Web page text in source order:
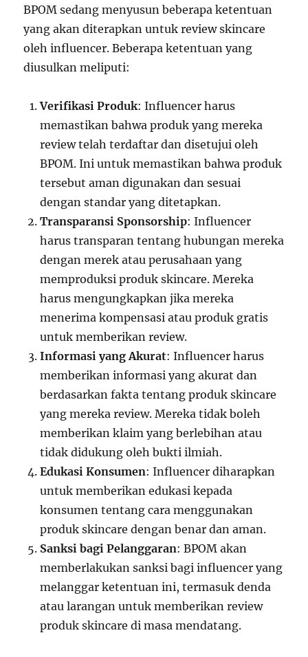
BPOM sedang menyusun beberapa ketentuan
yang akan diterapkan untuk review skincare
oleh influencer. Beberapa ketentuan yang
diusulkan meliputi:
Verifikasi Produk: Influencer harus
memastikan bahwa produk yang mereka
review telah terdaftar dan disetujui oleh
BPOM. Ini untuk memastikan bahwa produk
tersebut aman digunakan dan sesuai
dengan standar yang ditetapkan.
Transparansi Sponsorship: Influencer
harus transparan tentang hubungan mereka
dengan merek atau perusahaan yang
memproduksi produk skincare. Mereka
harus mengungkapkan jika mereka
menerima kompensasi atau produk gratis
untuk memberikan review.
Informasi yang Akurat: Influencer harus
memberikan informasi yang akurat dan
berdasarkan fakta tentang produk skincare
yang mereka review. Mereka tidak boleh
memberikan klaim yang berlebihan atau
tidak didukung oleh bukti ilmiah.
Edukasi Konsumen: Influencer diharapkan
untuk memberikan edukasi kepada
konsumen tentang cara menggunakan
produk skincare dengan benar dan aman.
Sanksi bagi Pelanggaran: BPOM akan
memberlakukan sanksi bagi influencer yang
melanggar ketentuan ini, termasuk denda
atau larangan untuk memberikan review
produk skincare di masa mendatang.